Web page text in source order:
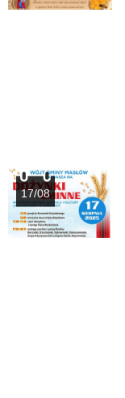
17/08